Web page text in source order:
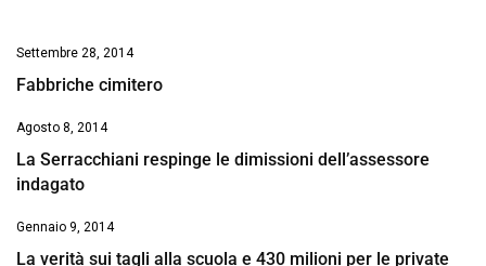
Settembre 28, 2014
Fabbriche cimitero
Agosto 8, 2014
La Serracchiani respinge le dimissioni dell’assessore
indagato
Gennaio 9, 2014
La verità sui tagli alla scuola e 430 milioni per le private